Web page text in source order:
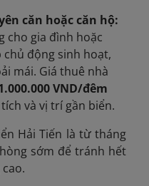
căn hoặc căn hộ:
cho gia đình hoặc
động sinh hoạt,
mái. Giá thuê nhà
VND/đêm
và vị trí gần biển.
Hải Tiến là từ tháng
sớm để tránh hết